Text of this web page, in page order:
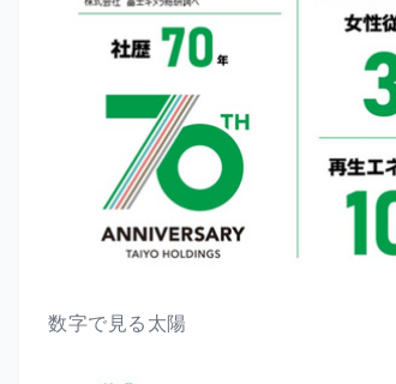
数字で見る太陽